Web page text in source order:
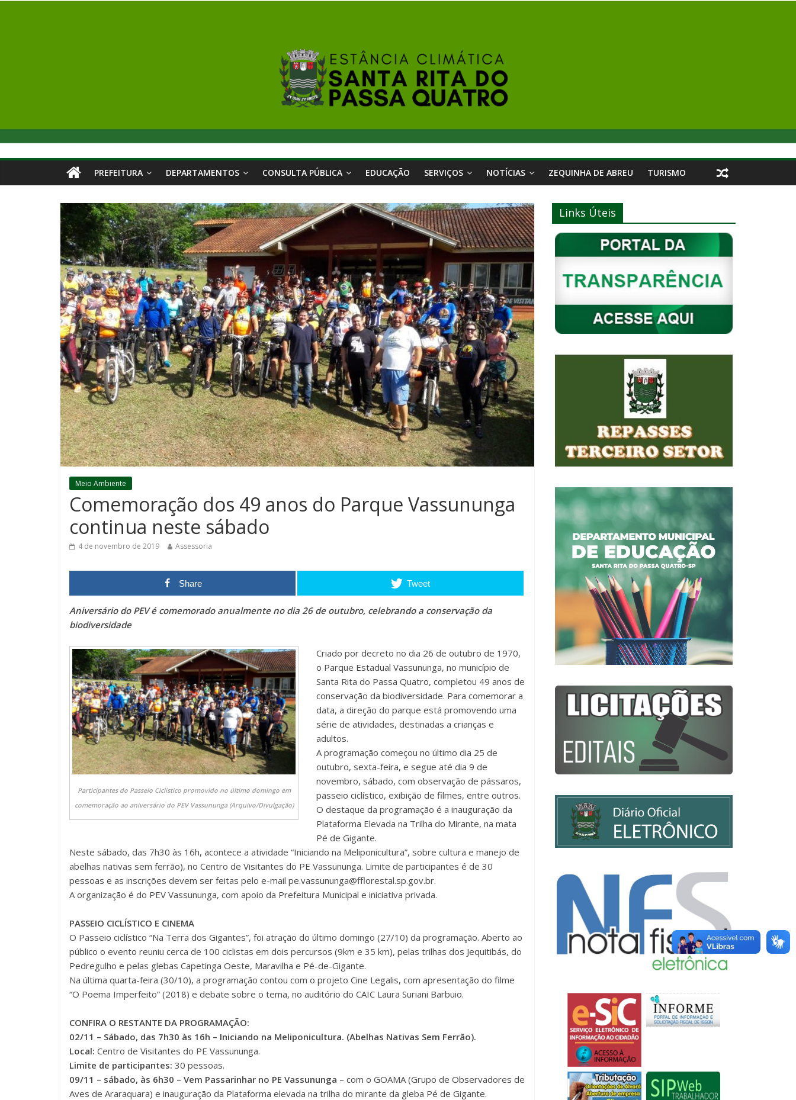
PREFEITURA DEPARTAMENTOS CONSULTA PÚBLICA EDUCAÇÃO SERVIÇOS NOTÍCIAS ZEQUINHA DE ABREU TURISMO
Meio Ambiente
Comemoração dos 49 anos do Parque Vassununga
continua neste sábado
4 de novembro de 2019 Assessoria
Share Tweet
Aniversário do PEV é comemorado anualmente no dia 26 de outubro, celebrando a conservação da
biodiversidade
Participantes do Passeio Ciclístico promovido no último domingo em
comemoração ao aniversário do PEV Vassununga (Arquivo/Divulgação)
Criado por decreto no dia 26 de outubro de 1970,
o Parque Estadual Vassununga, no município de
Santa Rita do Passa Quatro, completou 49 anos de
conservação da biodiversidade. Para comemorar a
data, a direção do parque está promovendo uma
série de atividades, destinadas a crianças e
adultos.
A programação começou no último dia 25 de
outubro, sexta-feira, e segue até dia 9 de
novembro, sábado, com observação de pássaros,
passeio ciclístico, exibição de filmes, entre outros.
O destaque da programação é a inauguração da
Plataforma Elevada na Trilha do Mirante, na mata
Pé de Gigante.
Neste sábado, das 7h30 às 16h, acontece a atividade “Iniciando na Meliponicultura”, sobre cultura e manejo de
abelhas nativas sem ferrão), no Centro de Visitantes do PE Vassununga. Limite de participantes é de 30
pessoas e as inscrições devem ser feitas pelo e-mail pe.vassununga@fflorestal.sp.gov.br.
A organização é do PEV Vassununga, com apoio da Prefeitura Municipal e iniciativa privada.
PASSEIO CICLÍSTICO E CINEMA
O Passeio ciclístico “Na Terra dos Gigantes”, foi atração do último domingo (27/10) da programação. Aberto ao
público o evento reuniu cerca de 100 ciclistas em dois percursos (9km e 35 km), pelas trilhas dos Jequitibás, do
Pedregulho e pelas glebas Capetinga Oeste, Maravilha e Pé-de-Gigante.
Na última quarta-feira (30/10), a programação contou com o projeto Cine Legalis, com apresentação do filme
“O Poema Imperfeito” (2018) e debate sobre o tema, no auditório do CAIC Laura Suriani Barbuio.
CONFIRA O RESTANTE DA PROGRAMAÇÃO:
02/11 – Sábado, das 7h30 às 16h – Iniciando na Meliponicultura. (Abelhas Nativas Sem Ferrão).
Local: Centro de Visitantes do PE Vassununga.
Limite de participantes: 30 pessoas.
09/11 – sábado, às 6h30 – Vem Passarinhar no PE Vassununga – com o GOAMA (Grupo de Observadores de
Aves de Araraquara) e inauguração da Plataforma elevada na trilha do mirante da gleba Pé de Gigante.
Links Úteis